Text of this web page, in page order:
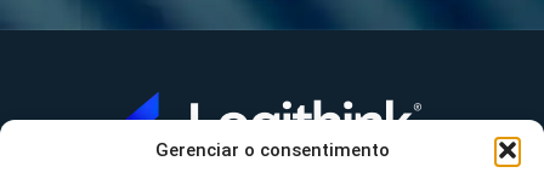
Gerenciar o consentimento